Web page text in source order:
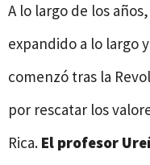
A lo largo de los
expandido a lo largo
comenzó tras la
por rescatar los
Rica. El profesor